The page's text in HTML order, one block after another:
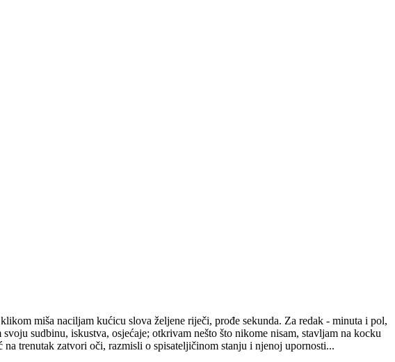
miša naciljam kućicu slova željene riječi, prođe sekunda. Za redak - minuta i pol,
sudbinu, iskustva, osjećaje; otkrivam nešto što nikome nisam, stavljam na kocku
trenutak zatvori oči, razmisli o spisateljičinom stanju i njenoj upornosti...